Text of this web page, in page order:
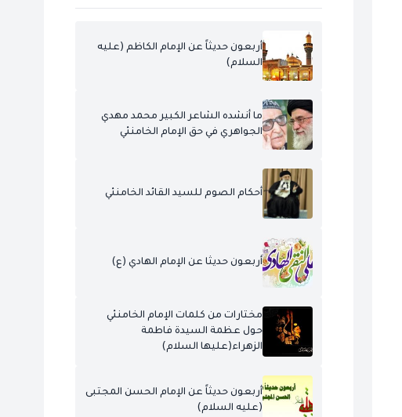
أربعون حديثاً عن الإمام الكاظم (عليه
السلام)
ما أنشده الشاعر الكبير محمد مهدي
الجواهري في حق الإمام الخامنئي
أحكام الصوم للسيد القائد الخامنئي
أربعون حديثا عن الإمام الهادي (ع)
مختارات من كلمات الإمام الخامنئي
حول عظمة السيدة فاطمة
الزهراء(عليها السلام)
أربعون حديثاً عن الإمام الحسن المجتبى
(عليه السلام)